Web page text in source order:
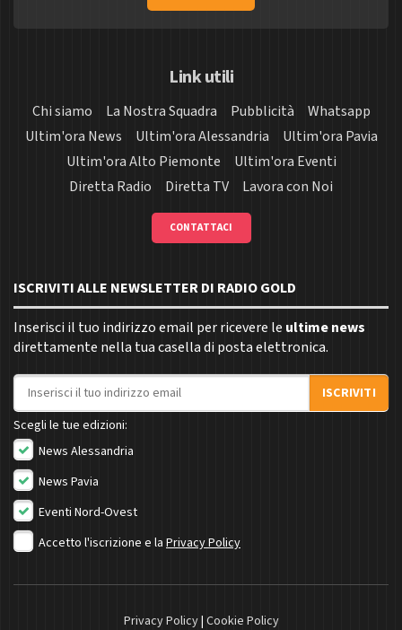
Link utili
Chi siamo La Nostra Squadra Pubblicità
Whatsapp
Ultim'ora News
Ultim'ora Alessandria
Ultim'ora Pavia
Ultim'ora Alto Piemonte
Ultim'ora Eventi
Diretta Radio
Diretta TV Lavora con Noi
CONTATTACI
ISCRIVITI ALLE NEWSLETTER DI RADIO GOLD
Inserisci il tuo indirizzo email per ricevere le ultime news
direttamente nella tua casella di posta elettronica.
Indirizzo email
ISCRIVITI
Scegli le tue edizioni:
News Alessandria
News Pavia
Eventi Nord-Ovest
Accetto l'iscrizione e la Privacy Policy
Privacy Policy| Cookie Policy